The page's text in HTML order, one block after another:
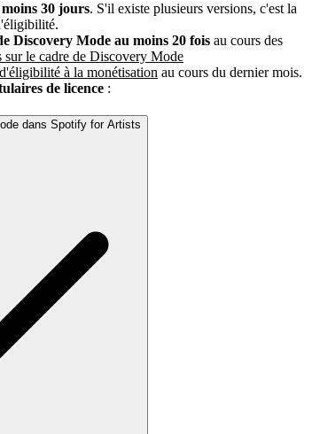
30 jours. S'il existe plusieurs versions, c'est la
Discovery Mode au moins 20 fois au cours des
sur le cadre de Discovery Mode
à la monétisation au cours du dernier mois.
de licence :
dans Spotify for Artists